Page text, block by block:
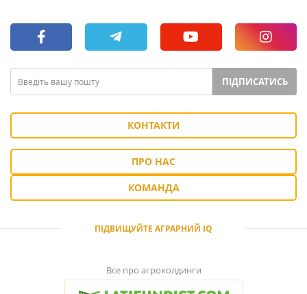
ПІДПИСАТИСЬ
КОНТАКТИ
ПРО НАС
КОМАНДА
ПІДВИЩУЙТЕ АГРАРНИЙ IQ
Все про агрохолдинги